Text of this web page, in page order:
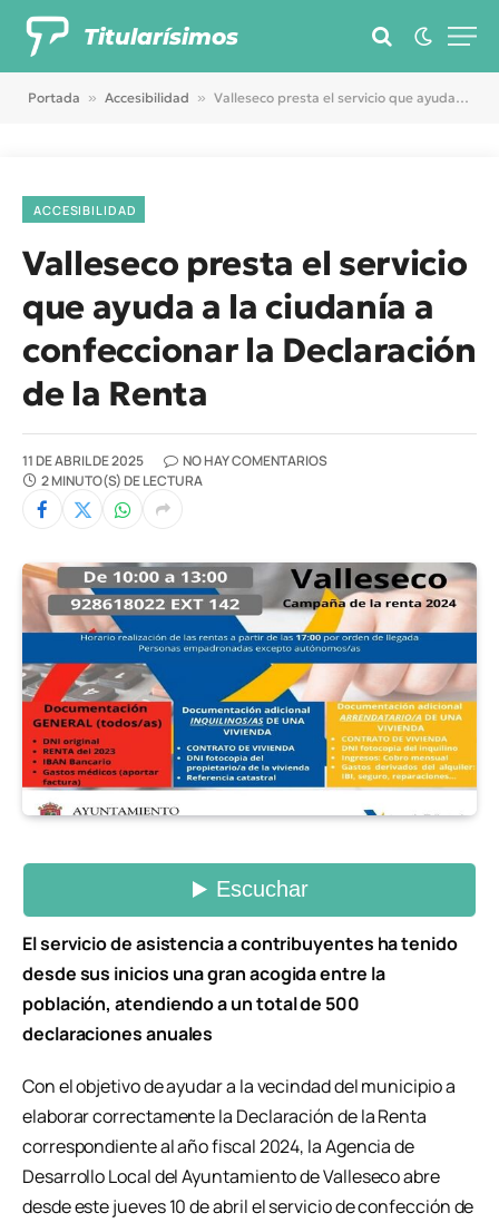
Titularísimos
Portada » Accesibilidad » Valleseco presta el servicio que ayuda a la ciudanía a confeccionar la Declaración de la Renta
ACCESIBILIDAD
Valleseco presta el servicio
que ayuda a la ciudanía a
confeccionar la Declaración
de la Renta
11 DE ABRIL DE 2025
NO HAY COMENTARIOS
2 MINUTO(S) DE LECTURA
El servicio de asistencia a contribuyentes ha tenido
desde sus inicios una gran acogida entre la
población, atendiendo a un total de 500
declaraciones anuales
Con el objetivo de ayudar a la vecindad del municipio a
elaborar correctamente la Declaración de la Renta
correspondiente al año fiscal 2024, la Agencia de
Desarrollo Local del Ayuntamiento de Valleseco abre
desde este jueves 10 de abril el servicio de confección de